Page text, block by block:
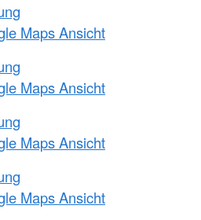
Maps Ansicht
Maps Ansicht
Maps Ansicht
Maps Ansicht